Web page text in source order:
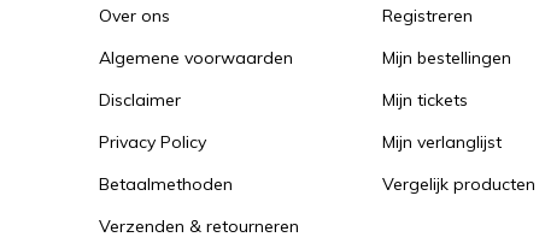
Over ons
Algemene voorwaarden
Disclaimer
Privacy Policy
Betaalmethoden
Verzenden & retourneren
Registreren
Mijn bestellingen
Mijn tickets
Mijn verlanglijst
Vergelijk producten